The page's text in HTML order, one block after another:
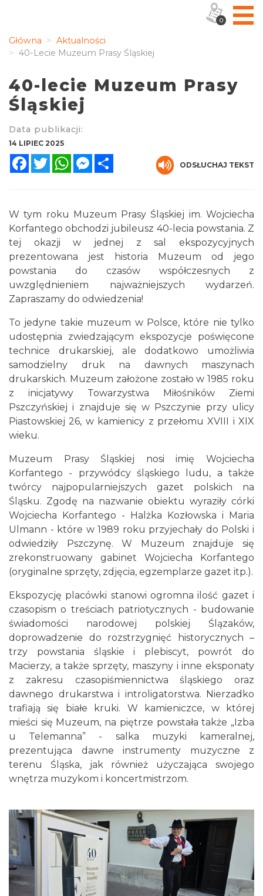
Główna
Aktualności
40-Lecie Muzeum Prasy Śląskiej
40-lecie Muzeum Prasy
Śląskiej
Data publikacji:
14 LIPIEC 2025
FacebookTwitterWhatsAppMessenger
ODSŁUCHAJ TEKST
W tym roku Muzeum Prasy Śląskiej im. Wojciecha
Korfantego obchodzi jubileusz 40-lecia powstania. Z
tej okazji w jednej z sal ekspozycyjnych
prezentowana jest historia Muzeum od jego
powstania do czasów współczesnych z
uwzględnieniem najważniejszych wydarzeń.
Zapraszamy do odwiedzenia!
To jedyne takie muzeum w Polsce, które nie tylko
udostępnia zwiedzającym ekspozycje poświęcone
technice drukarskiej, ale dodatkowo umożliwia
samodzielny druk na dawnych maszynach
drukarskich. Muzeum założone zostało w 1985 roku
z inicjatywy Towarzystwa Miłośników Ziemi
Pszczyńskiej i znajduje się w Pszczynie przy ulicy
Piastowskiej 26, w kamienicy z przełomu XVIII i XIX
wieku.
Muzeum Prasy Śląskiej nosi imię Wojciecha
Korfantego - przywódcy śląskiego ludu, a także
twórcy najpopularniejszych gazet polskich na
Śląsku. Zgodę na nazwanie obiektu wyraziły córki
Wojciecha Korfantego - Halżka Kozłowska i Maria
Ulmann - które w 1989 roku przyjechały do Polski i
odwiedziły Pszczynę. W Muzeum znajduje się
zrekonstruowany gabinet Wojciecha Korfantego
(oryginalne sprzęty, zdjęcia, egzemplarze gazet itp.).
Ekspozycję placówki stanowi ogromna ilość gazet i
czasopism o treściach patriotycznych - budowanie
świadomości narodowej polskiej Ślązaków,
doprowadzenie do rozstrzygnięć historycznych –
trzy powstania śląskie i plebiscyt, powrót do
Macierzy, a także sprzęty, maszyny i inne eksponaty
z zakresu czasopiśmiennictwa śląskiego oraz
dawnego drukarstwa i introligatorstwa. Nierzadko
trafiają się białe kruki. W kamieniczce, w której
mieści się Muzeum, na piętrze powstała także „Izba
u Telemanna” - salka muzyki kameralnej,
prezentująca dawne instrumenty muzyczne z
terenu Śląska, jak również użyczająca swojego
wnętrza muzykom i koncertmistrzom.
0